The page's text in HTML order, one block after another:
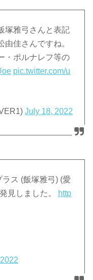
塚雅弓さんと表記
由佳さんですね。
・ポルナレフ等の
pic.twitter.com/u
July 18, 2022
ス (飯塚雅弓) (愛
見しました。
http